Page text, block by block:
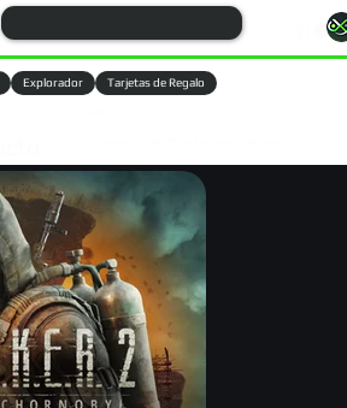
Explorador Tarjetas de Regalo